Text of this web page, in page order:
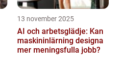
13 november 2025
AI och arbetsglädje: Kan
maskininlärning designa
mer meningsfulla jobb?